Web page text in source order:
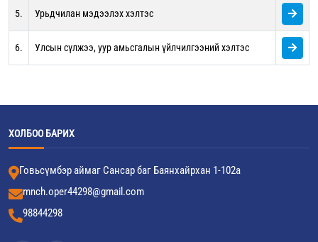
5. Урьдчилан мэдээлэх хэлтэс
6. Улсын сүлжээ, уур амьсгалын үйлчилгээний хэлтэс
ХОЛБОО БАРИХ
Говьсүмбэр аймаг Сансар баг Баянхайрхан 1-102а
mnch.oper44298@gmail.com
98844298